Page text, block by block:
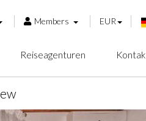
EUR
Members
Reiseagenturen